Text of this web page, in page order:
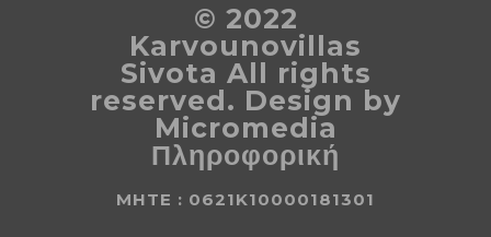
© 2022
Karvounovillas
Sivota All rights
reserved. Design by
Micromedia
Πληροφορική
MHTE : 0621K10000181301